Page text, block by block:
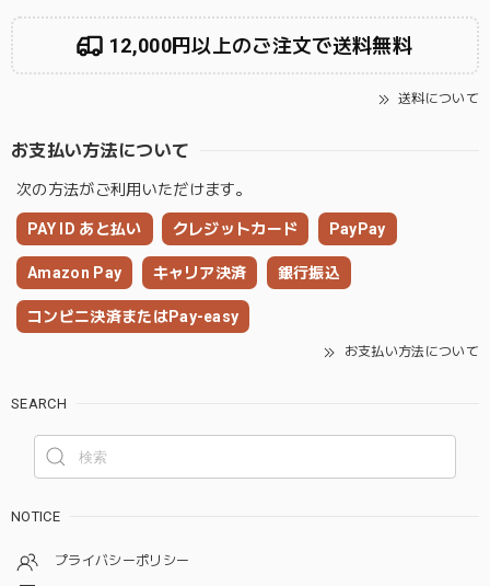
12,000円以上のご注文で送料無料
送料について
お支払い方法について
次の方法がご利用いただけます。
PAY ID あと払い クレジットカード PayPay
Amazon Pay キャリア決済 銀行振込
コンビニ決済またはPay-easy
お支払い方法について
SEARCH
NOTICE
プライバシーポリシー